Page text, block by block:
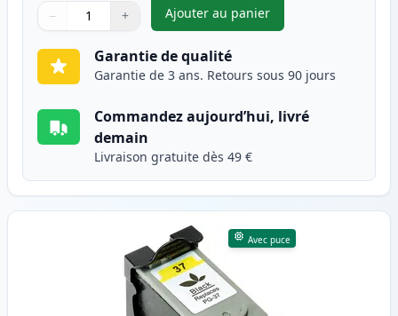
Quantité
Utilisez les boutons pour ajuster
− +
Quantité
Ajouter au panier
,Pack de 2 Canon PG-37 &
Garantie de qualité
Garantie de 3 ans. Retours sous 90 jours
Commandez aujourd’hui, livré
demain
Livraison gratuite dès 49 €
Avec puce